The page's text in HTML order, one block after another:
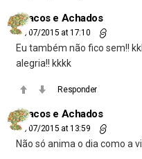
Pitacos e Achados
27/07/2015 at 17:10
Eu também não fico sem!!
alegria!! kkkk
Responder
Pitacos e Achados
27/07/2015 at 13:59
Não só anima o dia como a